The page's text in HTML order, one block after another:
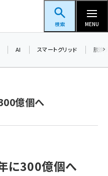
ッドフォーラム
検索 MENU
AI スマートグリッド 脱炭
億個へ
に300億個へ